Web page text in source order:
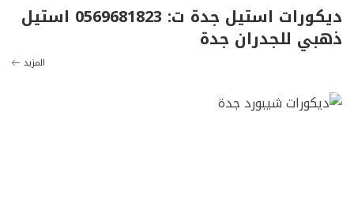
ديكورات استيل جدة ت: 0569681823 استيل
ذهبي للجدران جدة
المزيد